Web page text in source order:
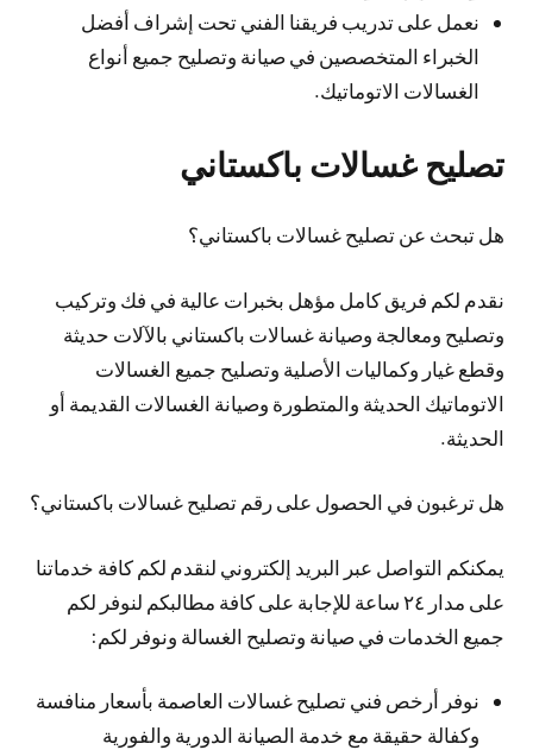
نعمل على تدريب فريقنا الفني تحت إشراف أفضل
الخبراء المتخصصين في صيانة وتصليح جميع أنواع
الغسالات الاتوماتيك.
تصليح غسالات باكستاني
هل تبحث عن تصليح غسالات باكستاني؟
نقدم لكم فريق كامل مؤهل بخبرات عالية في فك وتركيب
وتصليح ومعالجة وصيانة غسالات باكستاني بالآلات حديثة
وقطع غيار وكماليات الأصلية وتصليح جميع الغسالات
الاتوماتيك الحديثة والمتطورة وصيانة الغسالات القديمة أو
الحديثة.
هل ترغبون في الحصول على رقم تصليح غسالات باكستاني؟
يمكنكم التواصل عبر البريد إلكتروني لنقدم لكم كافة خدماتنا
على مدار ٢٤ ساعة للإجابة على كافة مطالبكم لنوفر لكم
جميع الخدمات في صيانة وتصليح الغسالة ونوفر لكم:
نوفر أرخص فني تصليح غسالات العاصمة بأسعار منافسة
وكفالة حقيقة مع خدمة الصيانة الدورية والفورية